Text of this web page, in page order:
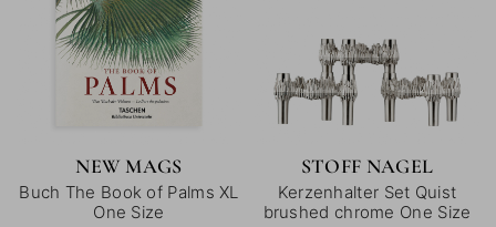
NEW MAGS
Buch The Book of Palms XL
One Size
STOFF NAGEL
Kerzenhalter Set Quist
brushed chrome One Size